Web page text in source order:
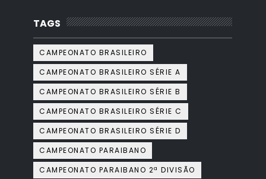
TAGS
CAMPEONATO BRASILEIRO
CAMPEONATO BRASILEIRO SÉRIE A
CAMPEONATO BRASILEIRO SÉRIE B
CAMPEONATO BRASILEIRO SÉRIE C
CAMPEONATO BRASILEIRO SÉRIE D
CAMPEONATO PARAIBANO
CAMPEONATO PARAIBANO 2ª DIVISÃO